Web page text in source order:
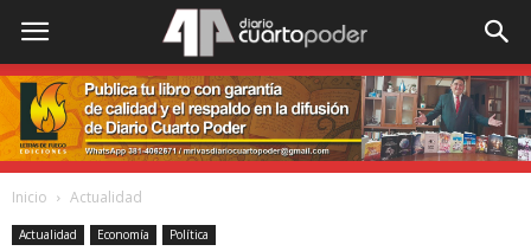
Inicio Actualidad
Actualidad Economía Política